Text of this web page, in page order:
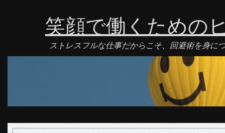
笑顔で働くための
ストレスフルな仕事だからこそ、回避術を身に